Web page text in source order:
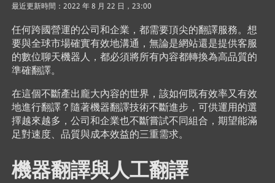
最近更新時間：2022 年 8 月 22 日，23:00
任何跨國營運的公司和企業，都需要頂尖的翻譯服務。想
要與全球市場確實有效地溝通，無論是網站還是提供客服
的數位聊天機器人，都必須將所有內容都轉換為高品質的
準確翻譯。
在這個不斷產出龐大內容的世界，該如何既有效率又有效
地進行翻譯？隨著機器翻譯技術不斷進步，可供運用的選
擇越來越多，公司和企業也不斷嘗試不同組合，期望能滿
足對速度、品質與成本效益的三重需求。
機器翻譯與人工翻譯